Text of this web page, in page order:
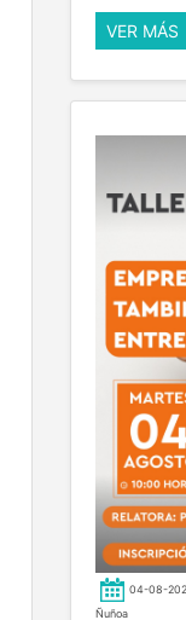
VER MÁS
04-08-
Ñuñoa